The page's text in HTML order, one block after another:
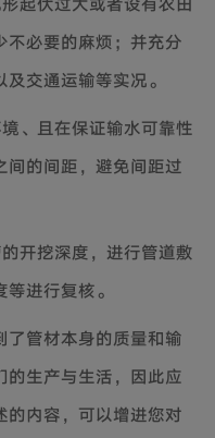
不必要的麻烦；并充分
交通运输等实况。
、且在保证输水可靠性
间的间距，避免间距过
开挖深度，进行管道敷
进行复核。
了管材本身的质量和输
的生产与生活，因此应
的内容，可以增进您对